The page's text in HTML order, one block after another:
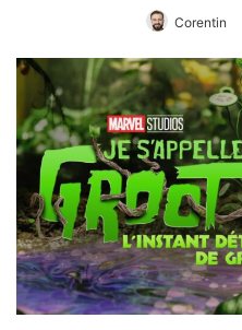
Corentin